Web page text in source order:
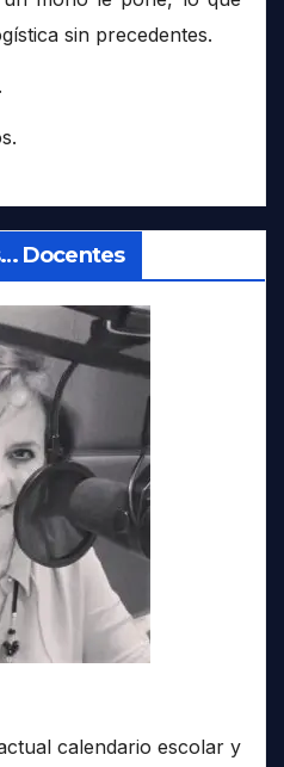
sin precedentes.
Docentes
calendario escolar y